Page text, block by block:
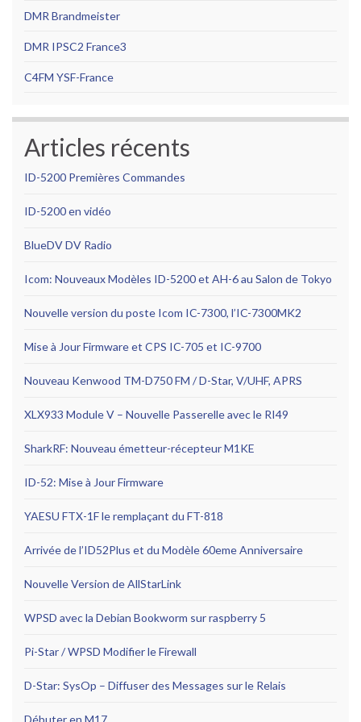
DMR Brandmeister
DMR IPSC2 France3
C4FM YSF-France
Articles récents
ID-5200 Premières Commandes
ID-5200 en vidéo
BlueDV DV Radio
Icom: Nouveaux Modèles ID-5200 et AH-6 au Salon de Tokyo
Nouvelle version du poste Icom IC-7300, l’IC-7300MK2
Mise à Jour Firmware et CPS IC-705 et IC-9700
Nouveau Kenwood TM-D750 FM / D-Star, V/UHF, APRS
XLX933 Module V – Nouvelle Passerelle avec le RI49
SharkRF: Nouveau émetteur-récepteur M1KE
ID-52: Mise à Jour Firmware
YAESU FTX-1F le remplaçant du FT-818
Arrivée de l’ID52Plus et du Modèle 60eme Anniversaire
Nouvelle Version de AllStarLink
WPSD avec la Debian Bookworm sur raspberry 5
Pi-Star / WPSD Modifier le Firewall
D-Star: SysOp – Diffuser des Messages sur le Relais